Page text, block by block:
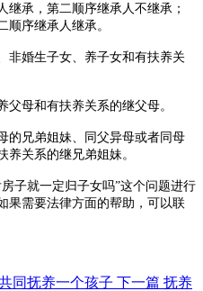
继承，第二顺序继承人不继承；
顺序继承人继承。
非婚生子女、养子女和有扶养关
母和有扶养关系的继父母。
的兄弟姐妹、同父异母或者同母
关系的继兄弟姐妹。
子就一定归子女吗”这个问题进行
果需要法律方面的帮助， 可以联
同抚养一个孩子 下一篇 抚养